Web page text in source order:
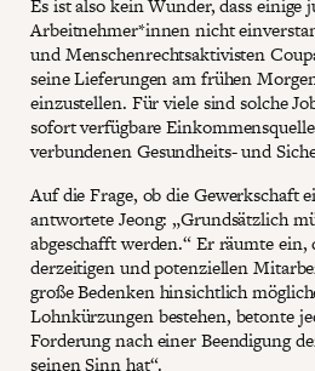
Es ist also kein Wunder, dass einige
Arbeitnehmer*innen nicht
und Menschenrechtsaktivisten
seine Lieferungen am frühen
einzustellen. Für viele sind solche
sofort verfügbare
verbundenen Gesundheits- und
Auf die Frage, ob die Gewerkschaft
antwortete Jeong: „Grundsätzlich
abgeschafft werden.“ Er räumte ein,
derzeitigen und potenziellen
große Bedenken hinsichtlich
Lohnkürzungen bestehen, betonte
Forderung nach einer Beendigung
seinen Sinn hat“.